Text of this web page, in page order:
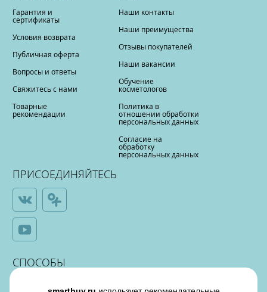
Гарантия и
сертификаты
Условия возврата
Публичная оферта
Вопросы и ответы
Свяжитесь с нами
Товарные
рекомендации
Наши контакты
Наши преимущества
Отзывы покупателей
Наши вакансии
Обучение
косметологов
Политика в
отношении обработки
персональных данных
Согласие на
обработку
персональных данных
ПРИСОЕДИНЯЙТЕСЬ
СПОСОБЫ
ОПЛАТЫ